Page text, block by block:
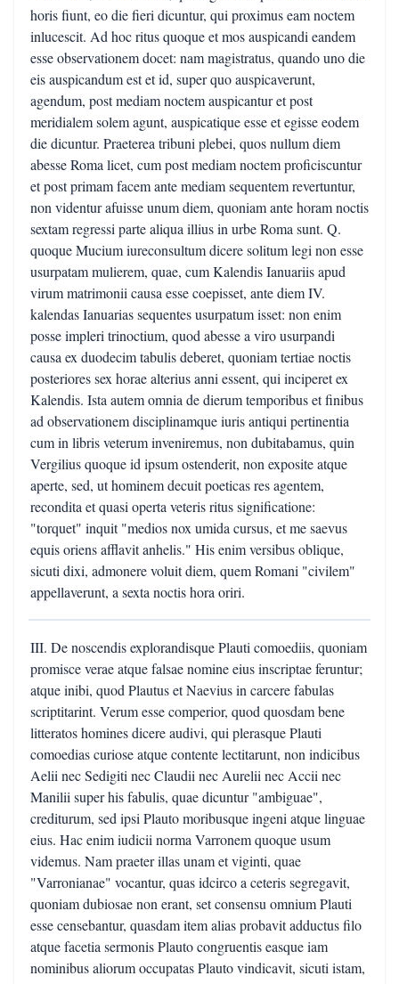
horis fiunt, eo die fieri dicuntur, qui proximus eam noctem
inlucescit. Ad hoc ritus quoque et mos auspicandi eandem
esse observationem docet: nam magistratus, quando uno die
eis auspicandum est et id, super quo auspicaverunt,
agendum, post mediam noctem auspicantur et post
meridialem solem agunt, auspicatique esse et egisse eodem
die dicuntur. Praeterea tribuni plebei, quos nullum diem
abesse Roma licet, cum post mediam noctem proficiscuntur
et post primam facem ante mediam sequentem revertuntur,
non videntur afuisse unum diem, quoniam ante horam noctis
sextam regressi parte aliqua illius in urbe Roma sunt. Q.
quoque Mucium iureconsultum dicere solitum legi non esse
usurpatam mulierem, quae, cum Kalendis Ianuariis apud
virum matrimonii causa esse coepisset, ante diem IV.
kalendas Ianuarias sequentes usurpatum isset: non enim
posse impleri trinoctium, quod abesse a viro usurpandi
causa ex duodecim tabulis deberet, quoniam tertiae noctis
posteriores sex horae alterius anni essent, qui inciperet ex
Kalendis. Ista autem omnia de dierum temporibus et finibus
ad observationem disciplinamque iuris antiqui pertinentia
cum in libris veterum inveniremus, non dubitabamus, quin
Vergilius quoque id ipsum ostenderit, non exposite atque
aperte, sed, ut hominem decuit poeticas res agentem,
recondita et quasi operta veteris ritus significatione:
"torquet" inquit "medios nox umida cursus, et me saevus
equis oriens afflavit anhelis." His enim versibus oblique,
sicuti dixi, admonere voluit diem, quem Romani "civilem"
appellaverunt, a sexta noctis hora oriri.
III. De noscendis explorandisque Plauti comoediis, quoniam
promisce verae atque falsae nomine eius inscriptae feruntur;
atque inibi, quod Plautus et Naevius in carcere fabulas
scriptitarint. Verum esse comperior, quod quosdam bene
litteratos homines dicere audivi, qui plerasque Plauti
comoedias curiose atque contente lectitarunt, non indicibus
Aelii nec Sedigiti nec Claudii nec Aurelii nec Accii nec
Manilii super his fabulis, quae dicuntur "ambiguae",
crediturum, sed ipsi Plauto moribusque ingeni atque linguae
eius. Hac enim iudicii norma Varronem quoque usum
videmus. Nam praeter illas unam et viginti, quae
"Varronianae" vocantur, quas idcirco a ceteris segregavit,
quoniam dubiosae non erant, set consensu omnium Plauti
esse censebantur, quasdam item alias probavit adductus filo
atque facetia sermonis Plauto congruentis easque iam
nominibus aliorum occupatas Plauto vindicavit, sicuti istam,